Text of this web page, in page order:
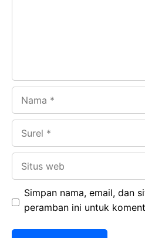
Simpan nama, email, dan
peramban ini untuk